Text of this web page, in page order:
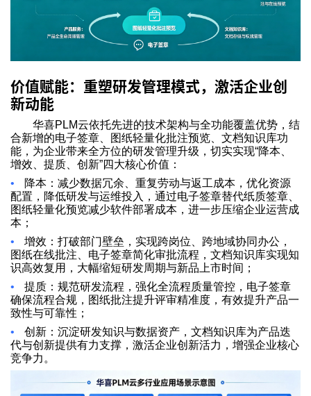
价值赋能：重塑研发管理模式，激活企业创
新动能
华喜PLM云依托先进的技术架构与全功能覆盖优势，结
合新增的电子签章、图纸轻量化批注预览、文档知识库功
能，为企业带来全方位的研发管理升级，切实实现“降本、
增效、提质、创新”四大核心价值：
•
降本：减少数据冗余、重复劳动与返工成本，优化资源
配置，降低研发与运维投入，通过电子签章替代纸质签章、
图纸轻量化预览减少软件部署成本，进一步压缩企业运营成
本；
•
增效：打破部门壁垒，实现跨岗位、跨地域协同办公，
图纸在线批注、电子签章简化审批流程，文档知识库实现知
识高效复用，大幅缩短研发周期与新品上市时间；
•
提质：规范研发流程，强化全流程质量管控，电子签章
确保流程合规，图纸批注提升评审精准度，有效提升产品一
致性与可靠性；
•
创新：沉淀研发知识与数据资产，文档知识库为产品迭
代与创新提供有力支撑，激活企业创新活力，增强企业核心
竞争力。